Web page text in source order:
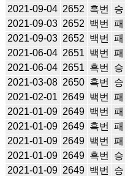
2021-09-04 2652 흑번 승
2021-09-03 2652 백번 패
2021-09-03 2652 백번 패
2021-06-04 2651 백번 패
2021-06-04 2651 흑번 승
2021-03-08 2650 흑번 승
2021-02-01 2649 백번 패
2021-01-09 2649 백번 패
2021-01-09 2649 흑번 패
2021-01-09 2649 백번 패
2021-01-09 2649 흑번 승
2021-01-09 2649 백번 승